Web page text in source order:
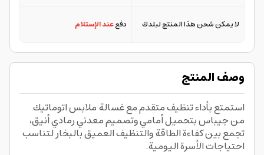
لا يمكن شحن هذا المنتج لبلدك دفععند الإستلام
وصف المنتج
استمتع بأداء تنظيف متقدم مع غسالة ملابس اتوماتيك
من جيباس بتحميل أمامي وتصميم معدني رمادي أنيق،
تجمع بين كفاءة الطاقة والتنظيف العميق بالبخار لتناسب
احتياجات الأسرة اليومية.